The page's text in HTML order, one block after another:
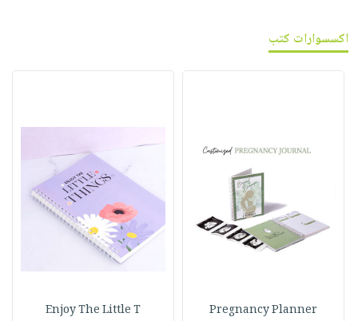
اكسسوارات كتب
Pregnancy Planner
Enjoy The Little T